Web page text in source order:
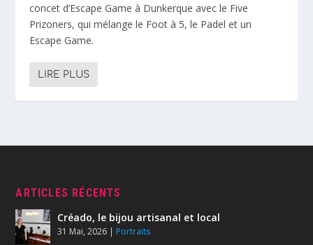
concet d’Escape Game à Dunkerque avec le Five
Prizoners, qui mélange le Foot à 5, le Padel et un
Escape Game.
LIRE PLUS
ARTICLES RÉCENTS
Créado, le bijou artisanal et local
31 Mai, 2026 | Portraits